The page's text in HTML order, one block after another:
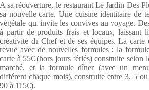
A sa réouverture, le restaurant Le Jardin Des
sa nouvelle carte. Une cuisine identitaire de
végétale qui invite les convives au voyage.
à partir de produits frais et locaux, laissant
créativité du Chef et de ses équipes. La carte
revue avec de nouvelles formules : la
carte à 55€ (hors jours fériés) construite selon
marché, et la formule dîner (avec un
différent chaque mois), construite entre 3, 5
90 à 115€).